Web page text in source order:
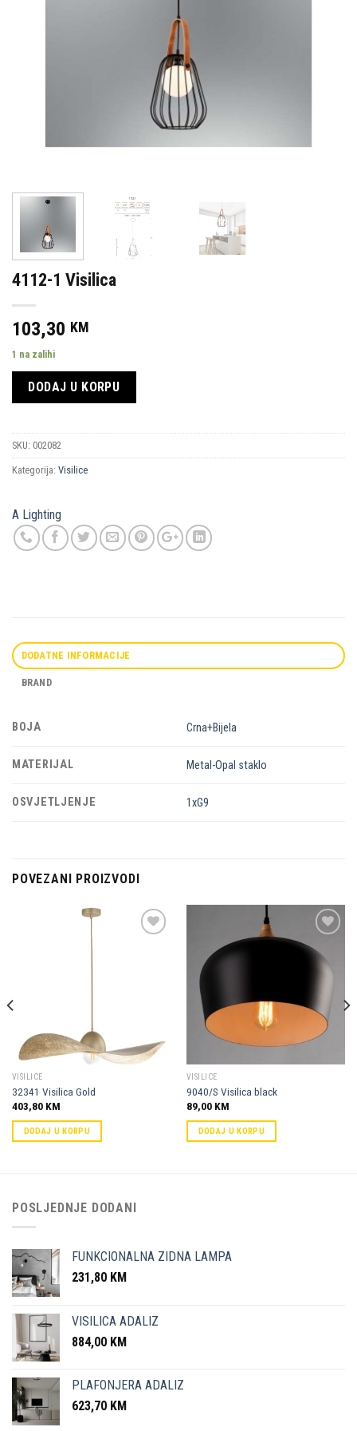
4112-1 Visilica
103,30 KM
1 na zalihi
DODAJ U KORPU
SKU: 002082
Kategorija: Visilice
A Lighting
DODATNE INFORMACIJE
BRAND
BOJA Crna+Bijela
MATERIJAL Metal-Opal staklo
OSVJETLJENJE 1xG9
POVEZANI PROIZVODI
VISILICE
32341 Visilica Gold
403,80 KM
DODAJ U KORPU
Dodaj u
VISILICE
9040/S Visilica black
89,00 KM
DODAJ U KORPU
POSLJEDNJE DODANI
FUNKCIONALNA ZIDNA LAMPA
231,80 KM
VISILICA ADALIZ
884,00 KM
PLAFONJERA ADALIZ
623,70 KM